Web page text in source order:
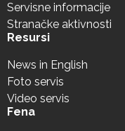
Servisne informacije
Stranačke aktivnosti
Resursi
News in English
Foto servis
Video servis
Fena